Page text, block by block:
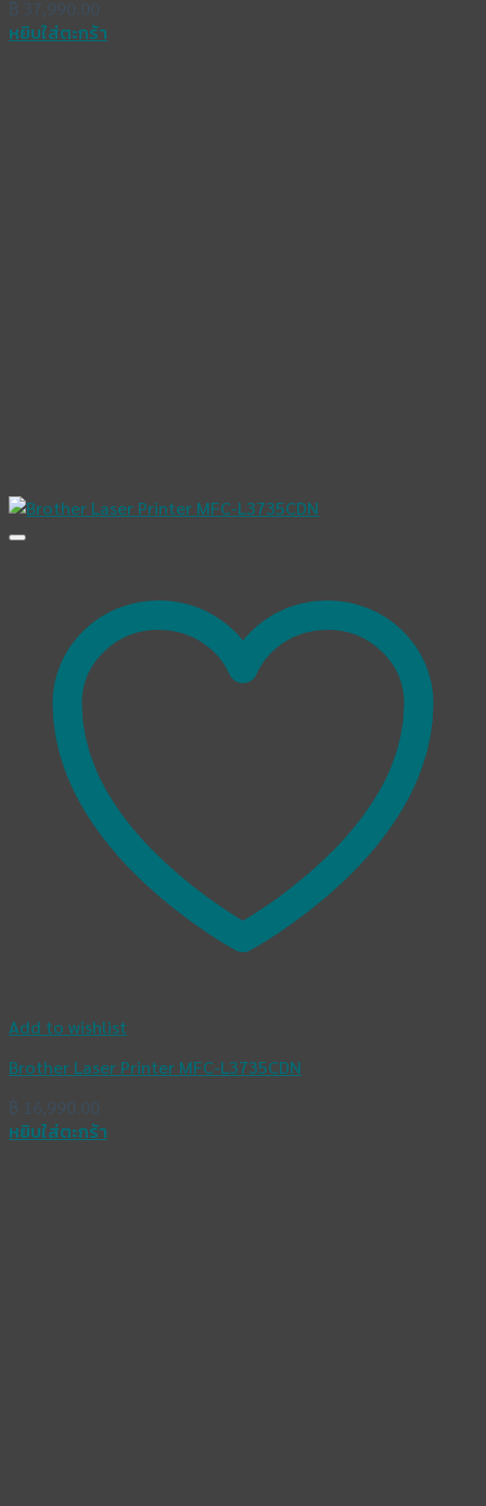
฿ 37,990.00
หยิบใส่ตะกร้า
Add to wishlist
Brother Laser Printer MFC-L3735CDN
฿ 16,990.00
หยิบใส่ตะกร้า